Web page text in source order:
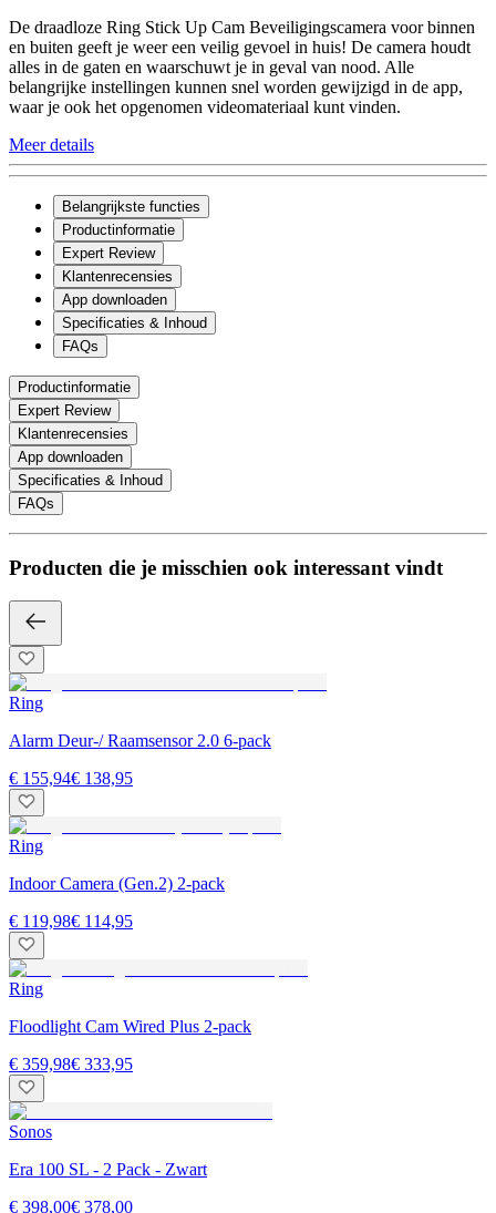
De draadloze Ring Stick Up Cam Beveiligingscamera voor binnen
en buiten geeft je weer een veilig gevoel in huis! De camera houdt
alles in de gaten en waarschuwt je in geval van nood. Alle
belangrijke instellingen kunnen snel worden gewijzigd in de app,
waar je ook het opgenomen videomateriaal kunt vinden.
Meer details
Belangrijkste functies
Productinformatie
Expert Review
Klantenrecensies
App downloaden
Specificaties & Inhoud
FAQs
Productinformatie
Expert Review
Klantenrecensies
App downloaden
Specificaties & Inhoud
FAQs
Producten die je misschien ook interessant vindt
Ring
Alarm Deur-/ Raamsensor 2.0 6-pack
€ 155,94€ 138,95
Ring
Indoor Camera (Gen.2) 2-pack
€ 119,98€ 114,95
Ring
Floodlight Cam Wired Plus 2-pack
€ 359,98€ 333,95
Sonos
Era 100 SL - 2 Pack - Zwart
€ 398,00€ 378,00